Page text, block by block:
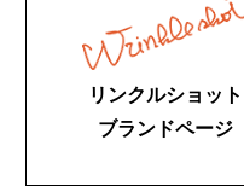
リンクルショット
ブランドページ